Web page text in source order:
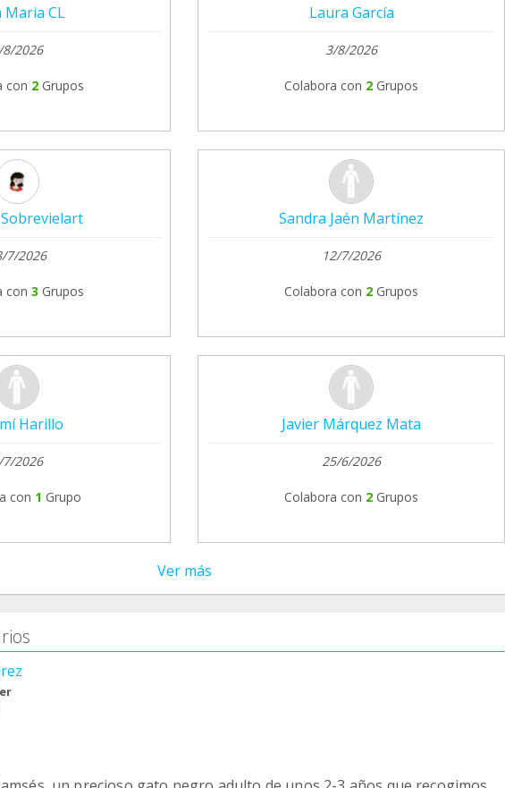
Maria CL
8/2026
con 2 Grupos
Laura García
3/8/2026
Colabora con 2 Grupos
Sobrevielart
7/2026
con 3 Grupos
Sandra Jaén Martínez
12/7/2026
Colabora con 2 Grupos
Harillo
2026
con 1 Grupo
Javier Márquez Mata
25/6/2026
Colabora con 2 Grupos
Ver más